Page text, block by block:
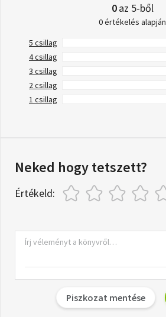
0az 5-ből
0 értékelés alapján
5 csillag
4 csillag
3 csillag
2 csillag
1 csillag
Neked hogy tetszett?
Értékeld:
Piszkozat mentése